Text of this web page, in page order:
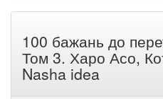
100 бажань до
Том 3. Харо Асо,
Nasha idea